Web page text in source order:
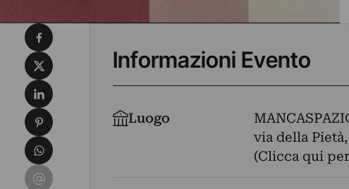
Informazioni Evento
Luogo
via della
(Clicca qui
Condividi su Facebook
Condividi su X
Condividi su LinkedIn
Condividi su Pinterest
Condividi su WhatsApp
Condividi su Email